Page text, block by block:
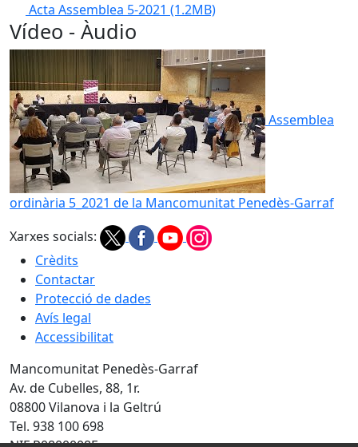
Acta Assemblea 5-2021 (1.2MB)
Vídeo - Àudio
Assemblea
ordinària 5_2021 de la Mancomunitat Penedès-Garraf
Xarxes socials:
Crèdits
Contactar
Protecció de dades
Avís legal
Accessibilitat
Mancomunitat Penedès-Garraf
Av. de Cubelles, 88, 1r.
08800 Vilanova i la Geltrú
Tel. 938 100 698